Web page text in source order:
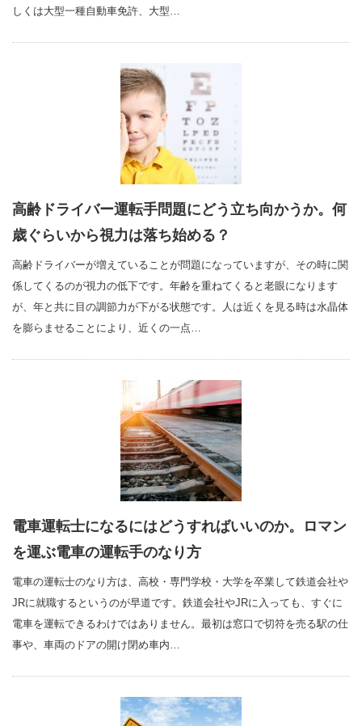
しくは大型一種自動車免許、大型…
高齢ドライバー運転手問題にどう立ち向かうか。何
歳ぐらいから視力は落ち始める？
高齢ドライバーが増えていることが問題になっていますが、その時に関
係してくるのが視力の低下です。年齢を重ねてくると老眼になります
が、年と共に目の調節力が下がる状態です。人は近くを見る時は水晶体
を膨らませることにより、近くの一点…
電車運転士になるにはどうすればいいのか。ロマン
を運ぶ電車の運転手のなり方
電車の運転士のなり方は、高校・専門学校・大学を卒業して鉄道会社や
JRに就職するというのが早道です。鉄道会社やJRに入っても、すぐに
電車を運転できるわけではありません。最初は窓口で切符を売る駅の仕
事や、車両のドアの開け閉め車内…